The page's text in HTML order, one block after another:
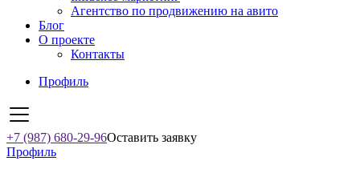
Агентство по продвижению на авито
Блог
О проекте
Контакты
Профиль
+7 (987) 680-29-96Оставить заявку
Профиль